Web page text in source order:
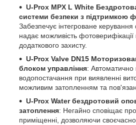
U-Prox MPX L White
системи безпеки з підтримкою
Забезпечує інтегроване
надає можливість фотоверифікації
додаткового захисту.
U-Prox Valve DN15
блоком управління: Автоматично
водопостачання при виявленні
можливим затопленням та
U-Prox Water бездротовий
затоплення: Негайно сповіщає
приміщенні, дозволяючи